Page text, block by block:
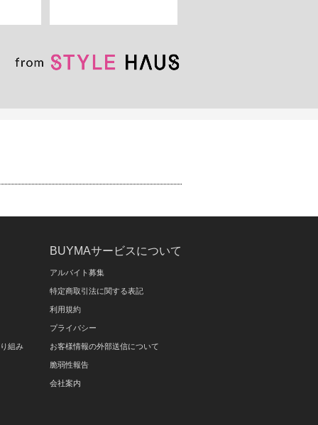
組み
BUYMAサービスについて
アルバイト募集
特定商取引法に関する表記
利用規約
プライバシー
お客様情報の外部送信について
脆弱性報告
会社案内